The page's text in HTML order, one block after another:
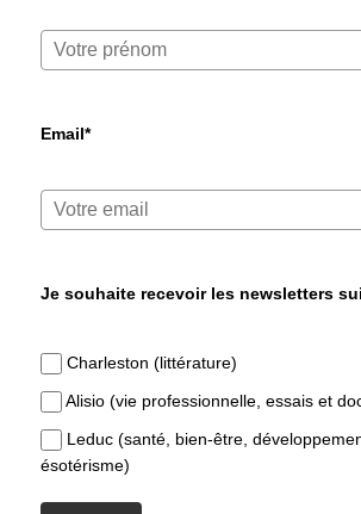
Email*
Je souhaite recevoir les newsletters
Charleston (littérature)
Alisio (vie professionnelle, essais et
Leduc (santé, bien-être,
ésotérisme)